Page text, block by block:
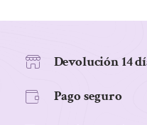
250G
Devolución 14
Pago seguro